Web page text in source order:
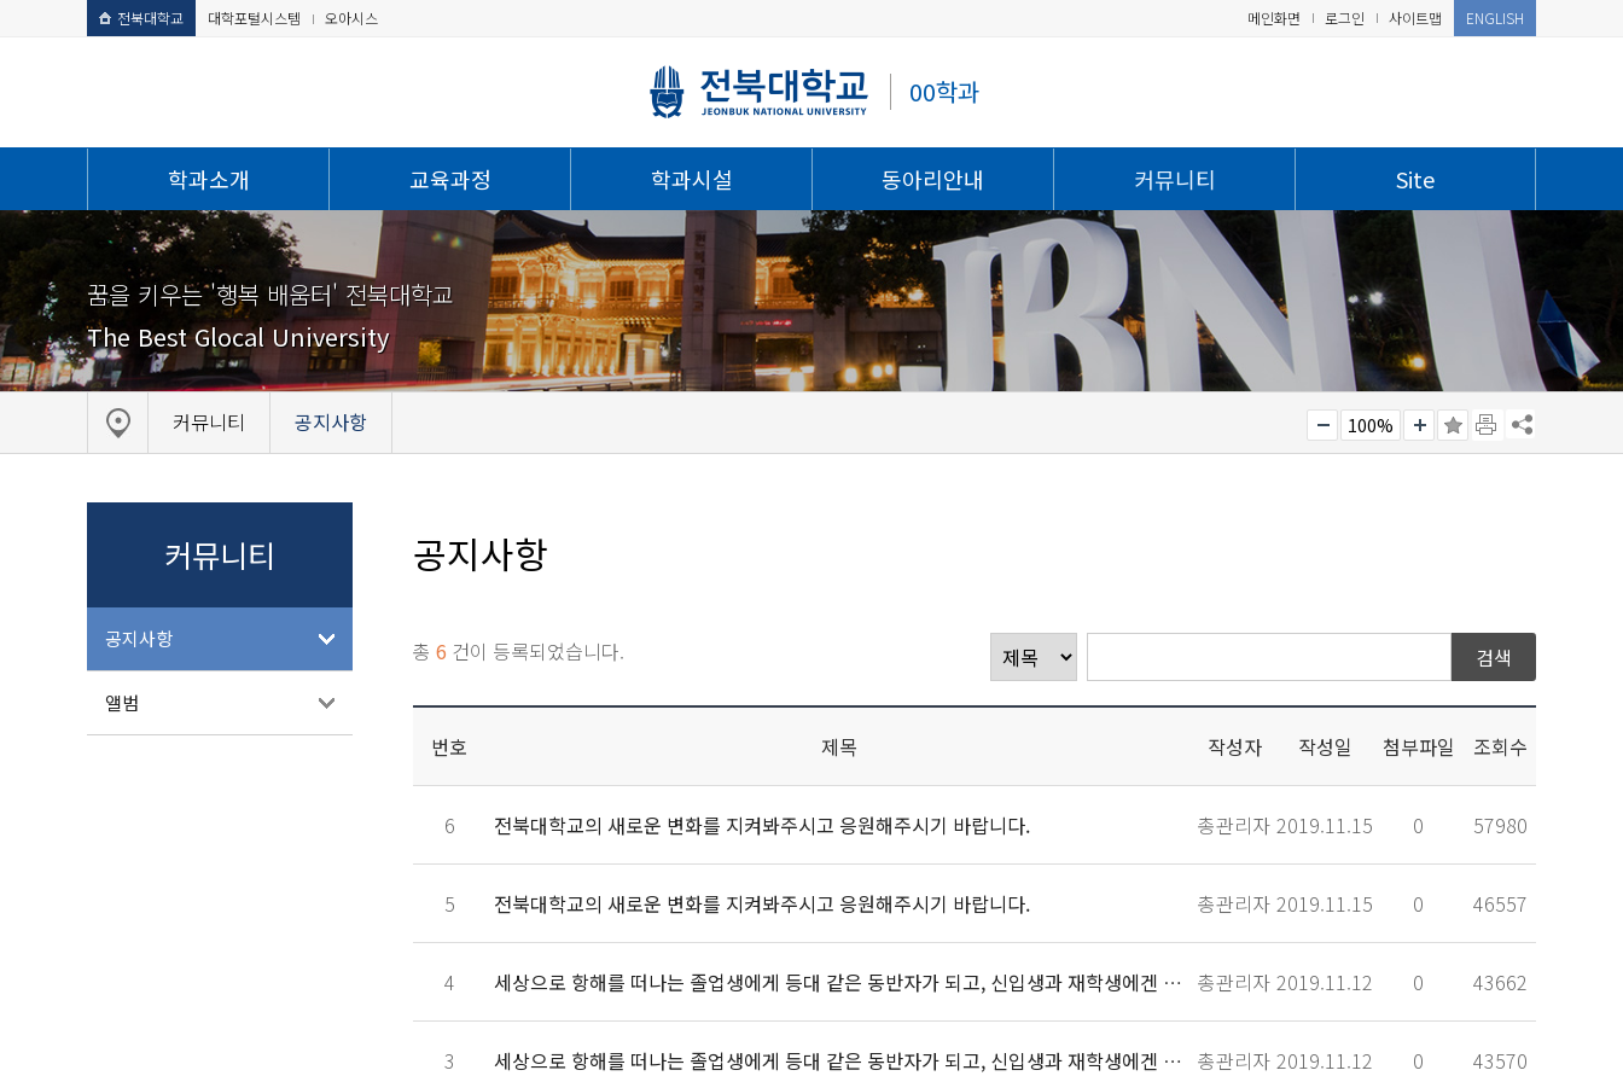
전북대학교 대학포털시스템 오아시스
00학과
메인화면 로그인 사이트맵 ENGLISH
학과소개 교육과정 학과시설 동아리안내 커뮤니티 Site
꿈을 키우는 '행복 배움터' 전북대학교
The Best Glocal University
커뮤니티 공지사항 100%
커뮤니티
공지사항
앨범
공지사항
총 6 건이 등록되었습니다.
번호 제목 작성자 작성일 첨부파일 조회수
6 전북대학교의 새로운 변화를 지켜봐주시고 응원해주시기 바랍니다. 총관리자 2019.11.15 0 57980
5 전북대학교의 새로운 변화를 지켜봐주시고 응원해주시기 바랍니다. 총관리자 2019.11.15 0 46557
4 세상으로 항해를 떠나는 졸업생에게 등대 같은 동반자가 되고, 신입생과 재학생에겐 꿈을 키워 총관리자 2019.11.12 0 43662
3 세상으로 항해를 떠나는 졸업생에게 등대 같은 동반자가 되고, 신입생과 재학생에겐 꿈을 키워 총관리자 2019.11.12 0 43570